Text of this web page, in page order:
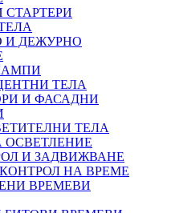
СТАРТЕРИ
И ДЕЖУРНО
ТЕЛА
И ФАСАДНИ
ТЕЛА
ОСВЕТЛЕНИЕ
И ЗАДВИЖВАНЕ
НА ВРЕМЕ
ВРЕМЕВИ